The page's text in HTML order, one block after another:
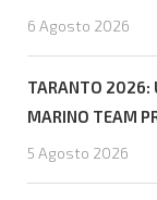
6 Agosto 2026
TARANTO 2026:
MARINO TEAM
5 Agosto 2026